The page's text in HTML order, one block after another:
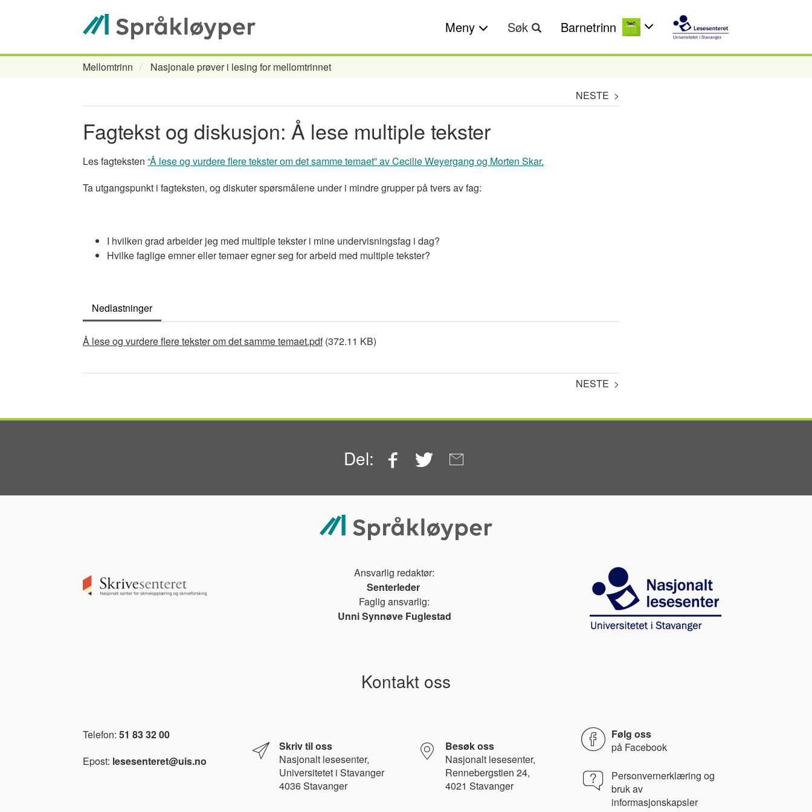
Meny Søk Barnetrinn
Navigasjonssti
Mellomtrinn Nasjonale prøver i lesing for mellomtrinnet
NESTE >
Fagtekst og diskusjon: Å lese multiple tekster
Les fagteksten “Å lese og vurdere flere tekster om det samme temaet” av Cecilie Weyergang og Morten Skar.
Ta utgangspunkt i fagteksten, og diskuter spørsmålene under i mindre grupper på tvers av fag:
I hvilken grad arbeider jeg med multiple tekster i mine undervisningsfag i dag?
Hvilke faglige emner eller temaer egner seg for arbeid med multiple tekster?
Nedlastninger
Document
Å lese og vurdere flere tekster om det samme temaet.pdf (372.11 KB)
NESTE >
Del: Facebook
Twitter
Image
Ansvarlig redaktør:
Senterleder
Faglig ansvarlig:
Unni Synnøve Fuglestad
Image
Kontakt oss
Telefon: 51 83 32 00
Epost: lesesenteret@uis.no
Skriv til oss
Nasjonalt lesesenter,
Universitetet i Stavanger
4036 Stavanger
Besøk oss
Nasjonalt lesesenter,
Rennebergstien 24,
4021 Stavanger
Følg oss
på Facebook
Personvernerklæring og
bruk av
informasjonskapsler